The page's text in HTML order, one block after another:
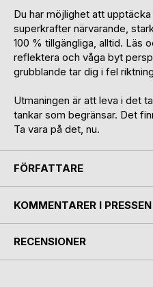
Du har möjlighet att
superkrafter närvarande,
100 % tillgängliga, alltid. Läs
reflektera och våga byt
grubblande tar dig i fel
Utmaningen är att leva i det
tankar som begränsar. Det
Ta vara på det, nu.
FÖRFATTARE
KOMMENTARER I PRESSEN
RECENSIONER